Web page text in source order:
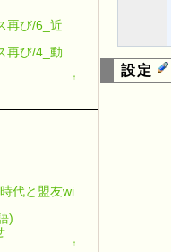
再び/6_近
再び/4_動
↑
代と盟友wi
)
↑
設定